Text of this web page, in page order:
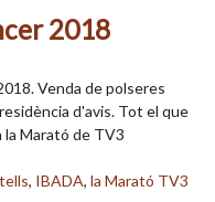
2018
Venda de polseres
d'avis. Tot el que
la Marató de TV3
, IBADA, la Marató TV3